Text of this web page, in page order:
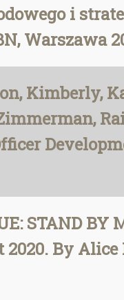
i
Warszawa
Kimberly,
STAND BY
2020. By